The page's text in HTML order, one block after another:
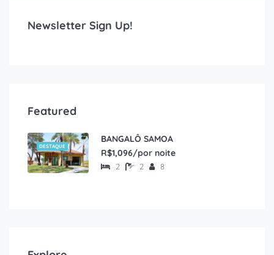
Newsletter Sign Up!
Featured
DESTAQUE
BANGALÔ SAMOA
R$1,096/por noite
2 2 8